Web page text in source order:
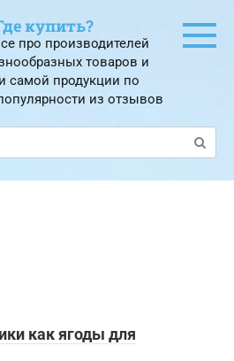
купить?
про производителей
товаров и
самой продукции по
из отзывов
как ягоды для